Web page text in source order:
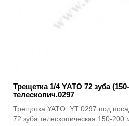
Трещетка 1/4 YATO 72 зуба
телескопич.0297
Трещотка YATO YT 0297 под
72 зуба телескопическая 150-200